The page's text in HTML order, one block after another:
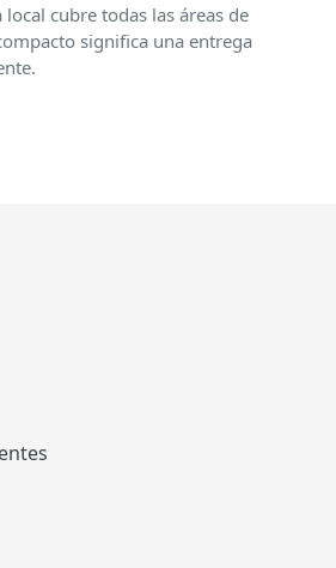
cubre todas las áreas de
significa una entrega